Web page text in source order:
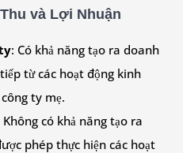
và Lợi Nhuận
: Có khả năng tạo ra doanh
từ các hoạt động kinh
ty mẹ.
Không có khả năng tạo ra
phép thực hiện các hoạt